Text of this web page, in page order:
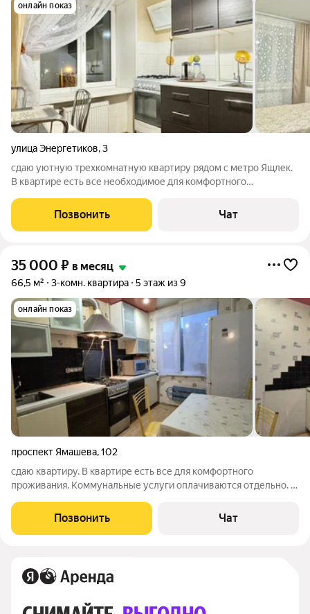
онлайн показ
улица Энергетиков,3
сдаю уютную трехкомнатную квартиру рядом с метро Ящлек.
В квартире есть все необходимое для комфортного
оплачиваются отдельно.
Позвонить Чат
35 000 ₽ в месяц
66,5 м² 3-комн. квартира 5 этаж из 9
онлайн показ
проспект Ямашева,102
сдаю квартиру. В квартире есть все для комфортного
проживания. Коммунальные услуги оплачиваются отдельно. В
ответить в чате. Оставьте пожалуйста свой номер телефона
или данные куда вам можно
Позвонить Чат